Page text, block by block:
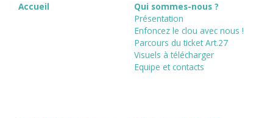
Accueil
Qui sommes-nous ?
Présentation
Enfoncez le clou avec nous !
Parcours du ticket Art.27
Visuels à télécharger
Equipe et contacts